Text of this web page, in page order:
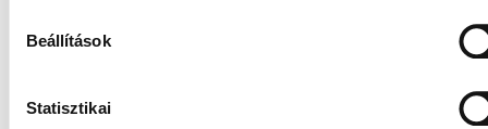
Beállítások
Statisztikai
befektetési hatásairól.